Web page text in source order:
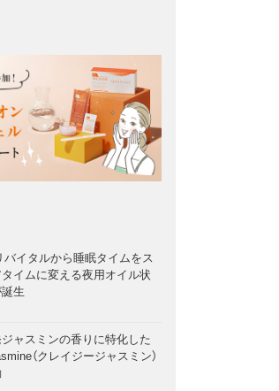
バイタルから睡眠タイムをス
イムに変える夜用オイル状
生
ャスミンの香りに特化した
（クレイジージャスミン）